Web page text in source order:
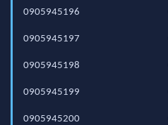
0905945196
0905945197
0905945198
0905945199
0905945200